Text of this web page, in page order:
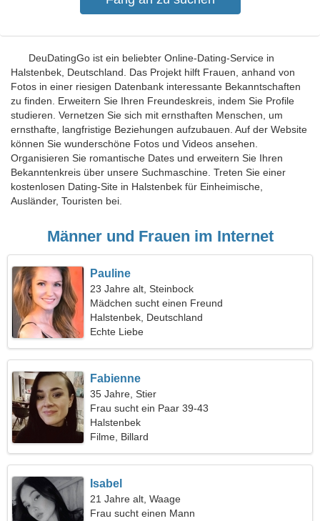
DeuDatingGo ist ein beliebter Online-Dating-Service in
Halstenbek, Deutschland. Das Projekt hilft Frauen, anhand von
Fotos in einer riesigen Datenbank interessante Bekanntschaften
zu finden. Erweitern Sie Ihren Freundeskreis, indem Sie Profile
studieren. Vernetzen Sie sich mit ernsthaften Menschen, um
ernsthafte, langfristige Beziehungen aufzubauen. Auf der Website
können Sie wunderschöne Fotos und Videos ansehen.
Organisieren Sie romantische Dates und erweitern Sie Ihren
Bekanntenkreis über unsere Suchmaschine. Treten Sie einer
kostenlosen Dating-Site in Halstenbek für Einheimische,
Ausländer, Touristen bei.
Männer und Frauen im Internet
Pauline
23 Jahre alt, Steinbock
Mädchen sucht einen Freund
Halstenbek, Deutschland
Echte Liebe
Fabienne
35 Jahre, Stier
Frau sucht ein Paar 39-43
Halstenbek
Filme, Billard
Isabel
21 Jahre alt, Waage
Frau sucht einen Mann